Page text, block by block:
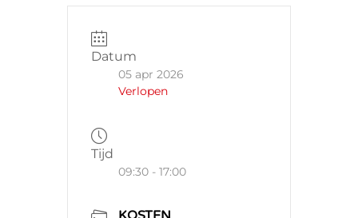
Datum
05 apr 2026
Verlopen
Tijd
09:30 - 17:00